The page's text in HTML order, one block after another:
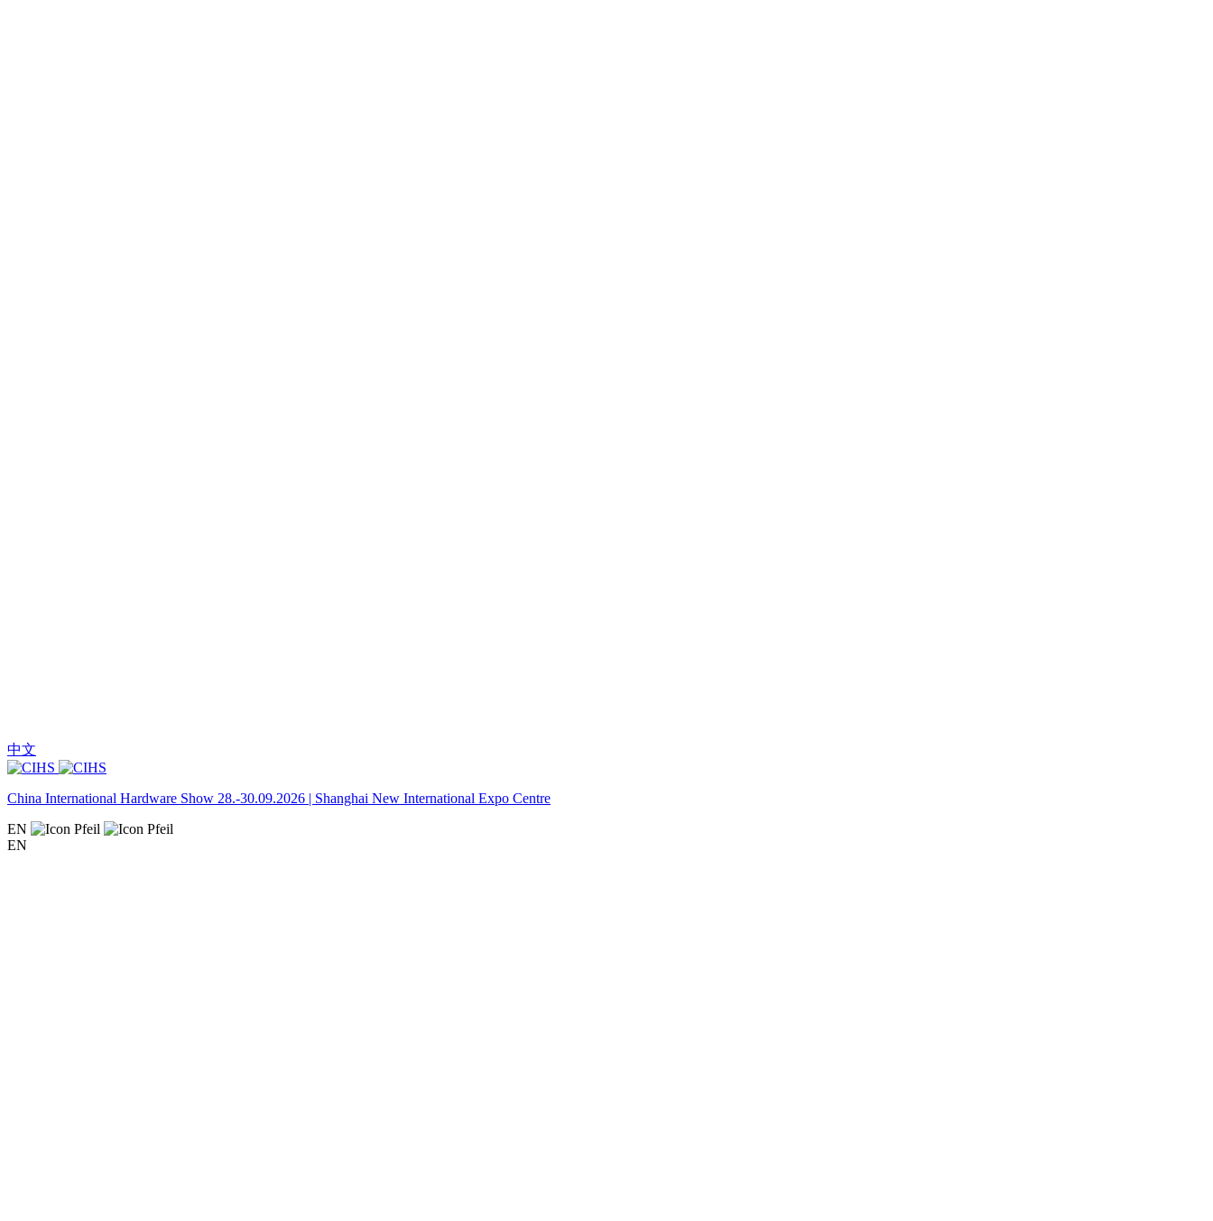
中文
China International Hardware Show 28.-30.09.2026 | Shanghai New International Expo Centre
EN
EN